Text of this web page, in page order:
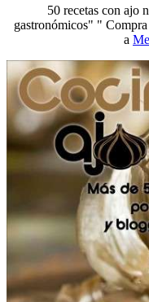
50 recetas con ajo
gastronómicos" " Compra
a